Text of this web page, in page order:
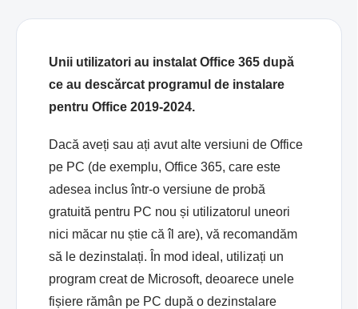
Unii utilizatori au instalat Office 365 după
ce au descărcat programul de instalare
pentru Office 2019-2024.
Dacă aveți sau ați avut alte versiuni de Office
pe PC (de exemplu, Office 365, care este
adesea inclus într-o versiune de probă
gratuită pentru PC nou și utilizatorul uneori
nici măcar nu știe că îl are), vă recomandăm
să le dezinstalați. În mod ideal, utilizați un
program creat de Microsoft, deoarece unele
fișiere rămân pe PC după o dezinstalare